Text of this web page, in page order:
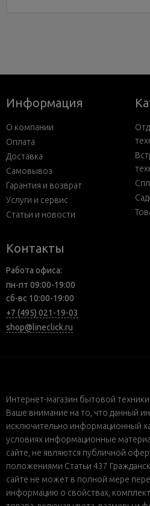
Информация
О компании
Оплата
Доставка
Самовывоз
Гарантия и возврат
Услуги и сервис
Статьи и новости
Контакты
Работа офиса:
пн-пт 09:00-19:00
сб-вс 10:00-19:00
+7 (495) 021-19-03
shop@lineclick.ru
Интернет-магазин бытовой
Ваше внимание на то, что данный
исключительно информационный
условиях информационные
сайте, не являются публичной
положениями Статьи 437
сайте не может в полной мере
информацию о свойствах,